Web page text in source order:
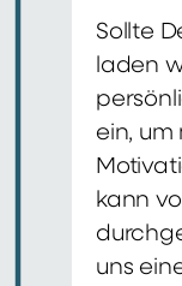
Sollte
laden
ein, um
kann
uns